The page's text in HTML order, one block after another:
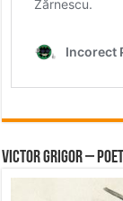
Victor Grigor –